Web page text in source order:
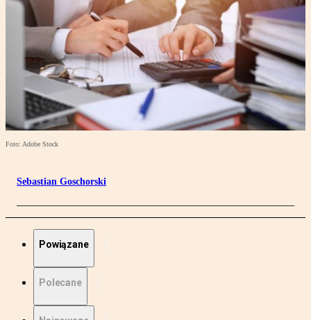
Foto: Adobe Stock
Sebastian Goschorski
Powiązane
Polecane